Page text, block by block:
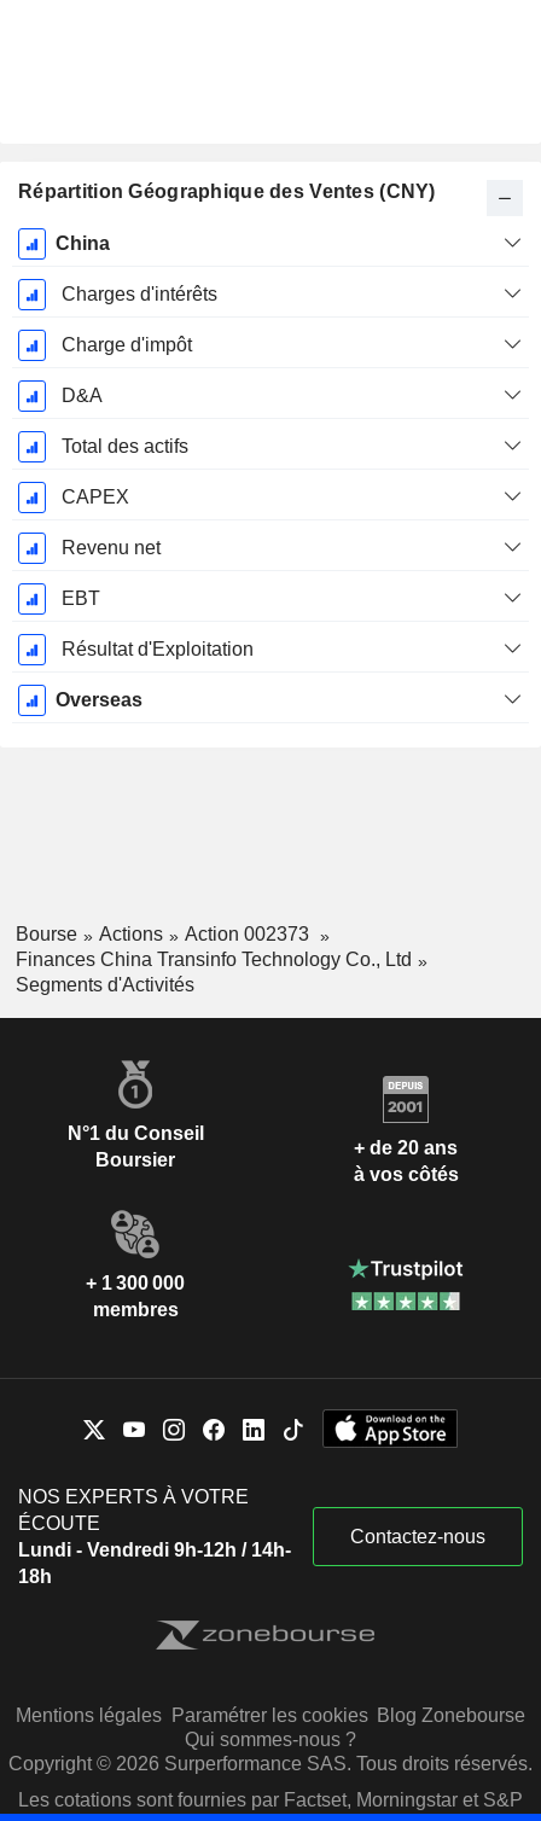
Répartition Géographique des Ventes (CNY)
Période
Fiscale:
Décembre
China
Charges d'intérêts
Charge d'impôt
D&A
Total des actifs
CAPEX
Revenu net
EBT
Résultat d'Exploitation
Overseas
Bourse Actions
Action 002373
Finances China Transinfo Technology Co., Ltd
Segments d'Activités
N°1 du Conseil
Boursier
+ de 20 ans
à vos côtés
+ 1 300 000
membres
NOS EXPERTS À VOTRE
ÉCOUTE
Lundi - Vendredi 9h-12h / 14h-
18h
Contactez-nous
Mentions légales Paramétrer les cookies Blog Zonebourse
Qui sommes-nous ?
Copyright © 2026 Surperformance SAS. Tous droits réservés.
Les cotations sont fournies par Factset, Morningstar et S&P